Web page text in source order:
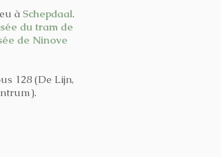
à Schepdaal.
du tram de
de Ninove
128 (De Lijn,